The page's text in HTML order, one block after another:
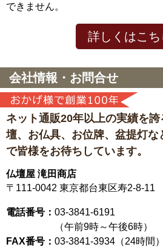
できません。
詳しくはこち
会社情報・お問合せ
ネット通販20年以上の実績を誇
壇、お仏具、お位牌、盆提灯な
で皆様をお待ちしています。
仏壇屋 滝田商店
〒111-0042 東京都台東区寿2-8-11
電話番号： 03-3841-6191
（午前9時～午後6時）
FAX番号： 03-3841-3934（24時間）